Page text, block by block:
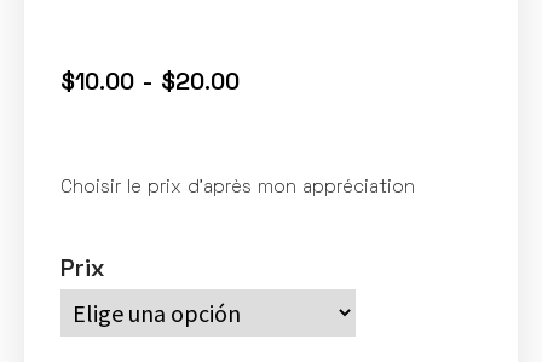
$10.00 - $20.00
Choisir le prix d’après mon appréciation
Prix